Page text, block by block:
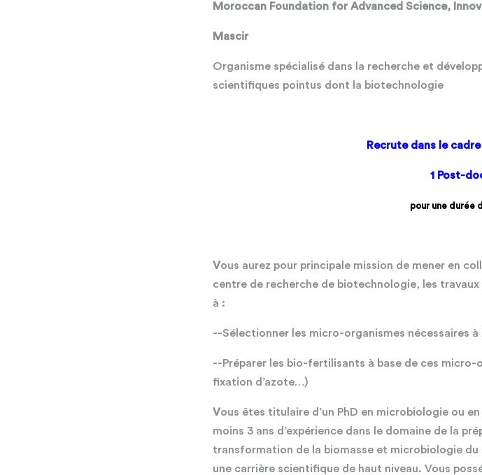
Moroccan Foundation for Advanced Science,
Mascir
Organisme spécialisé dans la recherche et
scientifiques pointus dont la biotechnologie
Recrute dans le
1 Post-
pour une durée
Vous aurez pour principale mission de mener en
centre de recherche de biotechnologie, les
à :
--Sélectionner les micro-organismes nécessaires
--Préparer les bio-fertilisants à base de ces
fixation d’azote…)
Vous êtes titulaire d’un PhD en microbiologie ou
moins 3 ans d’expérience dans le domaine de la
transformation de la biomasse et microbiologie
une carrière scientifique de haut niveau. Vous